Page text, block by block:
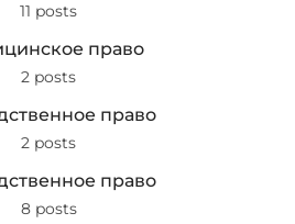
11 posts
право
2 posts
право
2 posts
право
8 posts